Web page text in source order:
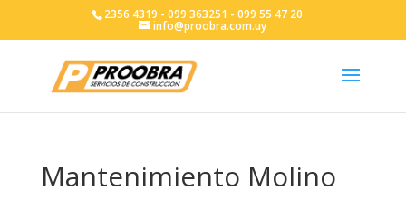
2356 4319 - 099 363251 - 099 55 47 20
info@proobra.com.uy
Mantenimiento Molino